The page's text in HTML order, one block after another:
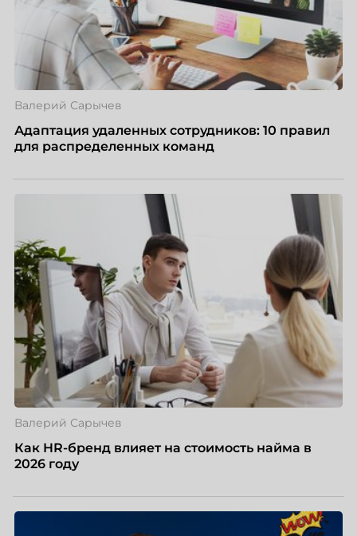
Валерий Сарычев
Адаптация удаленных сотрудников: 10 правил
для распределенных команд
Валерий Сарычев
Как HR-бренд влияет на стоимость найма в
2026 году